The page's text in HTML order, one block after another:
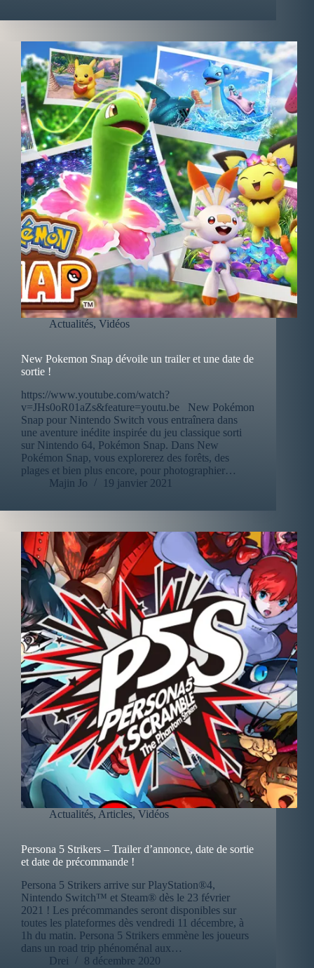
Actualités, Vidéos
New Pokemon Snap dévoile un trailer et une date de
sortie !
https://www.youtube.com/watch?
v=JHs0oR01aZs&feature=youtu.be New Pokémon
Snap pour Nintendo Switch vous entraînera dans
une aventure inédite inspirée du jeu classique sorti
sur Nintendo 64, Pokémon Snap. Dans New
Pokémon Snap, vous explorerez des forêts, des
plages et bien plus encore, pour photographier…
Majin Jo
19 janvier 2021
Actualités, Articles, Vidéos
Persona 5 Strikers – Trailer d’annonce, date de sortie
et date de précommande !
Persona 5 Strikers arrive sur PlayStation®4,
Nintendo Switch™ et Steam® dès le 23 février
2021 ! Les précommandes seront disponibles sur
toutes les plateformes dès vendredi 11 décembre, à
1h du matin. Persona 5 Strikers emmène les joueurs
dans un road trip phénoménal aux…
Drei
8 décembre 2020